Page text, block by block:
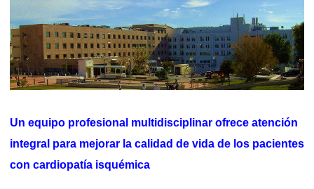
Un equipo profesional multidisciplinar ofrece atención
integral para mejorar la calidad de vida de los pacientes
con cardiopatía isquémica